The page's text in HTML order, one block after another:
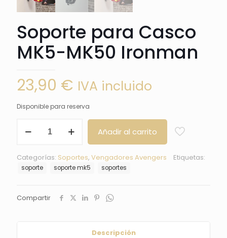
Soporte para Casco
MK5-MK50 Ironman
23,90 € IVA incluido
Disponible para reserva
para
MK50
Ironman
Añadir al carrito
Categorías: Soportes, Vengadores Avengers Etiquetas:
soporte soporte mk5 soportes
Compartir
Descripción